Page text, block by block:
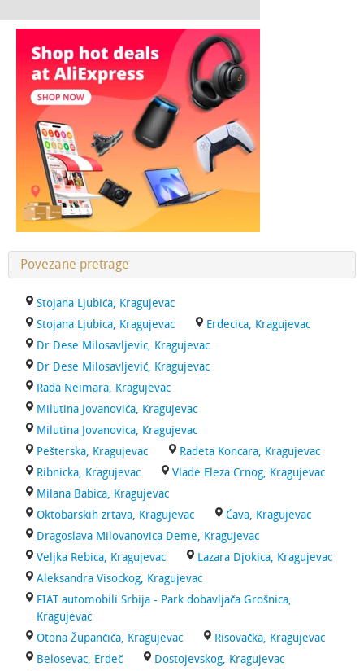
Povezane pretrage
Stojana Ljubića, Kragujevac
Stojana Ljubica, Kragujevac
Erdecica, Kragujevac
Dr Dese Milosavljevic, Kragujevac
Dr Dese Milosavljević, Kragujevac
Rada Neimara, Kragujevac
Milutina Jovanovića, Kragujevac
Milutina Jovanovica, Kragujevac
Pešterska, Kragujevac
Radeta Koncara, Kragujevac
Ribnicka, Kragujevac
Vlade Eleza Crnog, Kragujevac
Milana Babica, Kragujevac
Oktobarskih zrtava, Kragujevac
Ćava, Kragujevac
Dragoslava Milovanovica Deme, Kragujevac
Veljka Rebica, Kragujevac
Lazara Djokica, Kragujevac
Aleksandra Visockog, Kragujevac
FIAT automobili Srbija - Park dobavljača Grošnica,
Kragujevac
Otona Župančića, Kragujevac
Risovačka, Kragujevac
Belosevac, Erdeč
Dostojevskog, Kragujevac